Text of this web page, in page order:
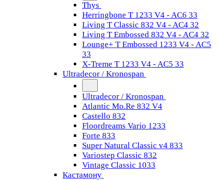
Thys
Herringbone T 1233 V4 - AC6 33
Living T Classic 832 V4 - AC4 32
Living T Embossed 832 V4 - AC4 32
Lounge+ T Embossed 1233 V4 - AC5
33
X-Treme T 1233 V4 - AC5 33
Ultradecor / Kronospan
Ultradecor / Kronospan
Atlantic Mo.Re 832 V4
Castello 832
Floordreams Vario 1233
Forte 833
Super Natural Classic v4 833
Variostep Classic 832
Vintage Classic 1033
Кастамону